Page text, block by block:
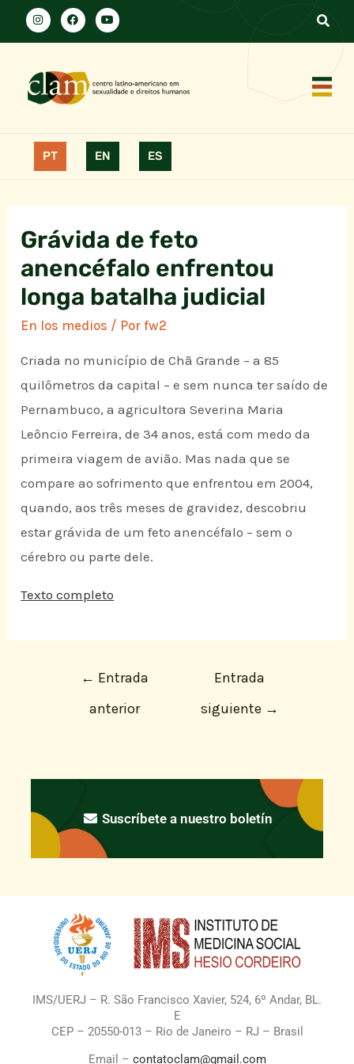
PT EN ES
Grávida de feto
anencéfalo enfrentou
longa batalha judicial
En los medios / Porfw2
Criada no município de Chã Grande – a 85
quilômetros da capital – e sem nunca ter saído de
Pernambuco, a agricultora Severina Maria
Leôncio Ferreira, de 34 anos, está com medo da
primeira viagem de avião. Mas nada que se
compare ao sofrimento que enfrentou em 2004,
quando, aos três meses de gravidez, descobriu
estar grávida de um feto anencéfalo – sem o
cérebro ou parte dele.
Texto completo
← Entrada
anterior
Entrada
siguiente →
Suscríbete a nuestro boletín
IMS/UERJ – R. São Francisco Xavier, 524, 6º Andar, BL.
E
CEP – 20550-013 – Rio de Janeiro – RJ – Brasil
Email – contatoclam@gmail.com